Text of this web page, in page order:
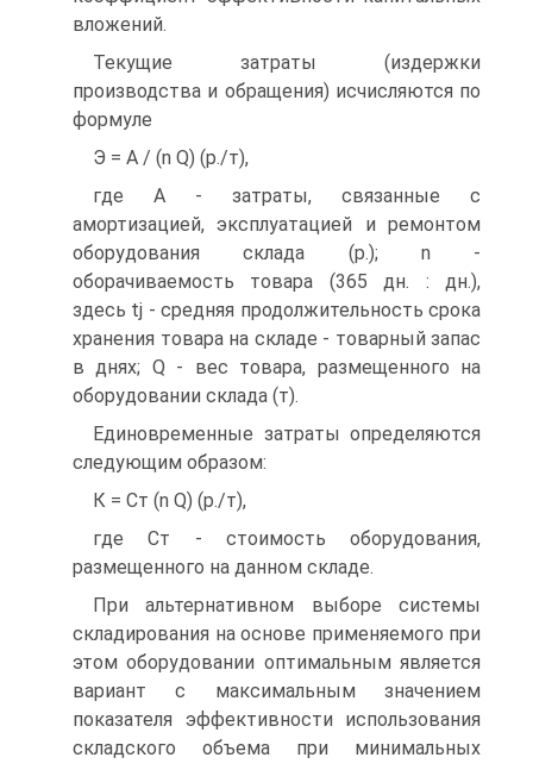
вложений.
Текущие затраты (издержки
производства и обращения) исчисляются по
формуле
Э = А / (n Q) (р./т),
где А - затраты, связанные с
амортизацией, эксплуатацией и ремонтом
оборудования склада (р.); n -
оборачиваемость товара (365 дн. : дн.),
здесь tj - средняя продолжительность срока
хранения товара на складе - товарный запас
в днях; Q - вес товара, размещенного на
оборудовании склада (т).
Единовременные затраты определяются
следующим образом:
К = Ст (n Q) (р./т),
где Ст - стоимость оборудования,
размещенного на данном складе.
При альтернативном выборе системы
складирования на основе применяемого при
этом оборудовании оптимальным является
вариант с максимальным значением
показателя эффективности использования
складского объема при минимальных